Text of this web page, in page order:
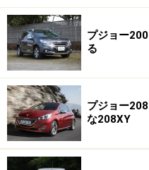
その大小は、少なくとも
まま車格やセグメントに
するに、数字が変わると
軽量な新プラットフォーム
マスクや、Aピラーからリ
イヤモンドルーフが特徴的
プジョー
る
プジョー
な208XY